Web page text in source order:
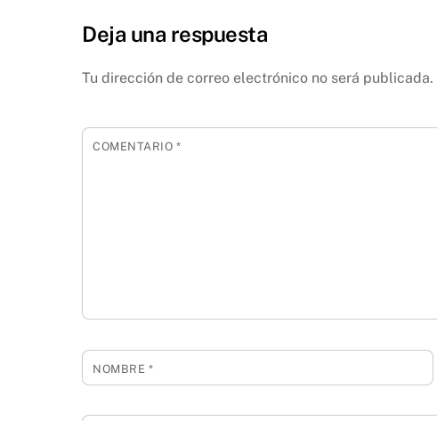
Deja una respuesta
Tu dirección de correo electrónico no será publicada.
COMENTARIO *
NOMBRE *